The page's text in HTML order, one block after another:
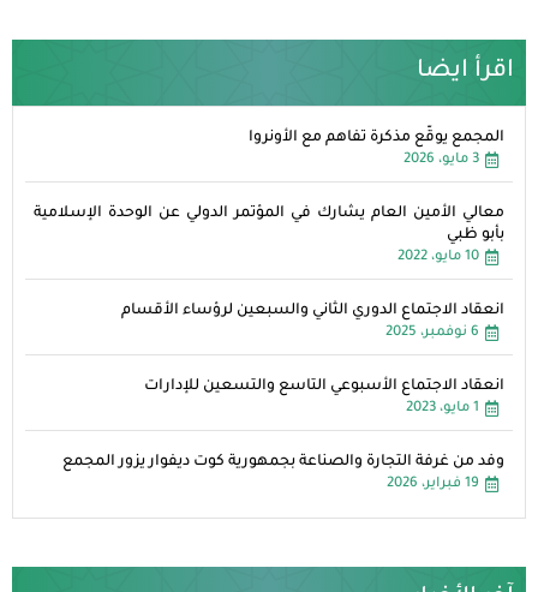
اقرأ ايضا
المجمع يوقّع مذكرة تفاهم مع الأونروا
3 مايو، 2026
معالي الأمين العام يشارك في المؤتمر الدولي عن الوحدة الإسلامية
بأبو ظبي
10 مايو، 2022
انعقاد الاجتماع الدوري الثاني والسبعين لرؤساء الأقسام
6 نوفمبر، 2025
انعقاد الاجتماع الأسبوعي التاسع والتسعين للإدارات
1 مايو، 2023
وفد من غرفة التجارة والصناعة بجمهورية كوت ديفوار يزور المجمع
19 فبراير، 2026